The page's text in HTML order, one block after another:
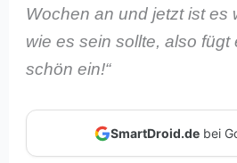
Wochen an und jetzt ist es
wie es sein sollte, also
schön ein!“
SmartDroid.debei